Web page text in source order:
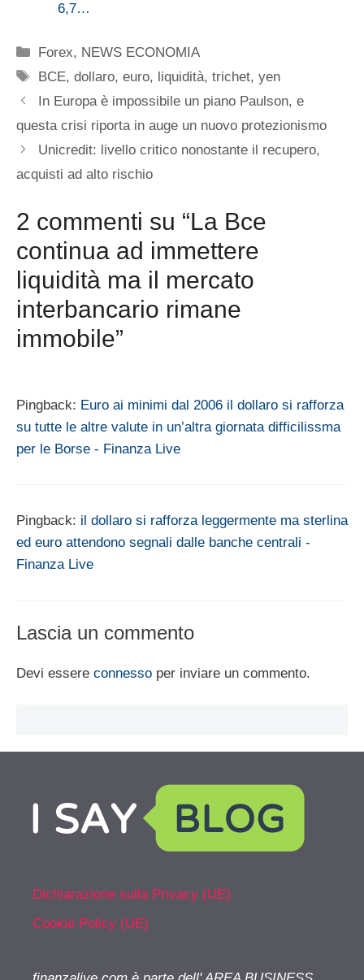
6,7…
Categorie
Forex, NEWS ECONOMIA
Tag
BCE,dollaro,euro, liquidità,trichet,yen
In Europa è impossibile un piano Paulson, e
questa crisi riporta in auge un nuovo protezionismo
Unicredit: livello critico nonostante il recupero,
acquisti ad alto rischio
2 commenti su “La Bce
continua ad immettere
liquidità ma il mercato
interbancario rimane
immobile”
Pingback: Euro ai minimi dal 2006 il dollaro si rafforza
su tutte le altre valute in un’altra giornata difficilissma
per le Borse - Finanza Live
Pingback: il dollaro si rafforza leggermente ma sterlina
ed euro attendono segnali dalle banche centrali -
Finanza Live
Lascia un commento
Devi essere connesso per inviare un commento.
Dichiarazione sulla Privacy (UE)
Cookie Policy (UE)